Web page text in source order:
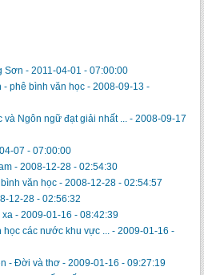
Sơn - 2011-04-01 - 07:00:00
- phê bình văn học - 2008-09-13 -
và Ngôn ngữ đạt giải nhất ... - 2008-09-17
07 - 07:00:00
- 2008-12-28 - 02:54:30
văn học - 2008-12-28 - 02:54:57
12-28 - 02:56:32
xa - 2009-01-16 - 08:42:39
học các nước khu vực ... - 2009-01-16 -
- Đời và thơ - 2009-01-16 - 09:27:19